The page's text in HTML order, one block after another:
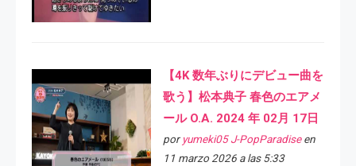
【4K 数年ぶりにデビュー曲を
歌う】松本典子 春色のエアメ
ール O.A. 2024 年 02月 17日
por yumeki05 J-PopParadiseen
11 marzo 2026 a las 5:33